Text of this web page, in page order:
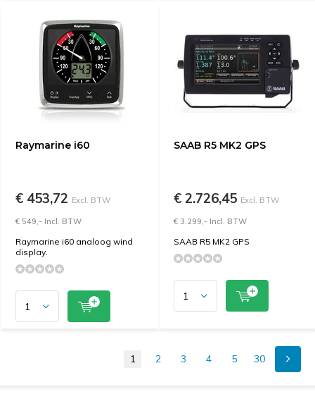
Raymarine i60
€ 453,72 Excl. BTW
€ 549,- Incl. BTW
Raymarine i60 analoog wind
display.
SAAB R5 MK2 GPS
€ 2.726,45 Excl. BTW
€ 3.299,- Incl. BTW
SAAB R5 MK2 GPS
1 2 3 4 5 30